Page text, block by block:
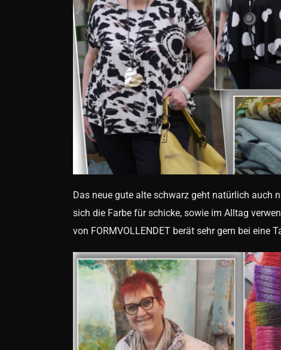
Das neue gute alte schwarz geht natürlich auch
sich die Farbe für schicke, sowie im Alltag
von FORMVOLLENDET berät sehr gern bei eine